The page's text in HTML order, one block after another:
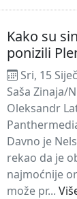
Kako su
ponizili
Sri, 15
Saša Zinaja/
Oleksandr
Davno je
rekao da je
najmoćnije
može pr...